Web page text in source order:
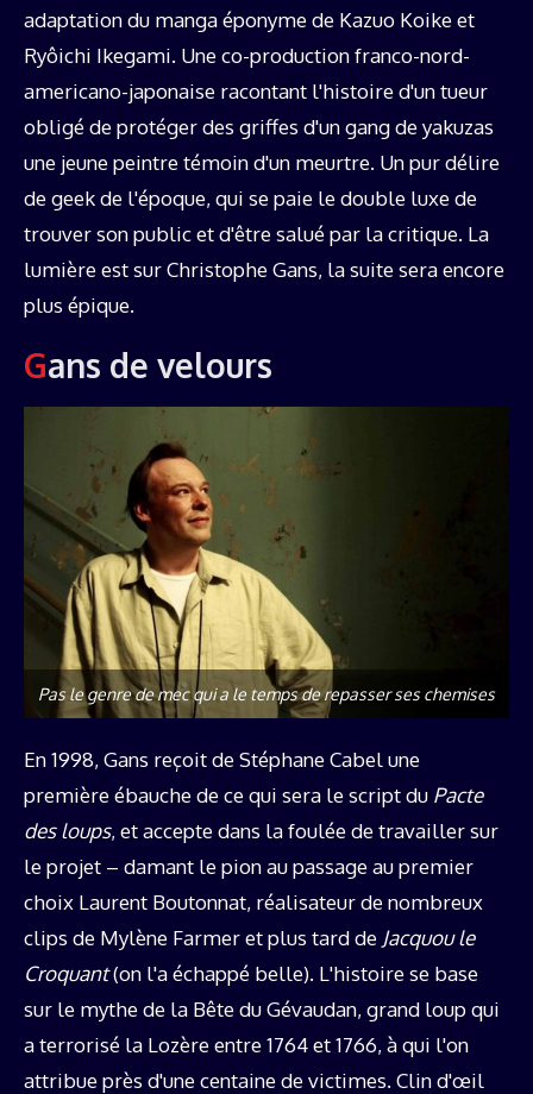
adaptation du manga éponyme de Kazuo Koike et
Ryôichi Ikegami. Une co-production franco-nord-
americano-japonaise racontant l'histoire d'un tueur
obligé de protéger des griffes d'un gang de yakuzas
une jeune peintre témoin d'un meurtre. Un pur délire
de geek de l'époque, qui se paie le double luxe de
trouver son public et d'être salué par la critique. La
lumière est sur Christophe Gans, la suite sera encore
plus épique.
Gans de velours
Pas le genre de mec qui a le temps de repasser ses chemises
En 1998, Gans reçoit de Stéphane Cabel une
première ébauche de ce qui sera le script du Pacte
des loups, et accepte dans la foulée de travailler sur
le projet – damant le pion au passage au premier
choix Laurent Boutonnat, réalisateur de nombreux
clips de Mylène Farmer et plus tard de Jacquou le
Croquant(on l'a échappé belle). L'histoire se base
sur le mythe de la Bête du Gévaudan, grand loup qui
a terrorisé la Lozère entre 1764 et 1766, à qui l'on
attribue près d'une centaine de victimes. Clin d'œil